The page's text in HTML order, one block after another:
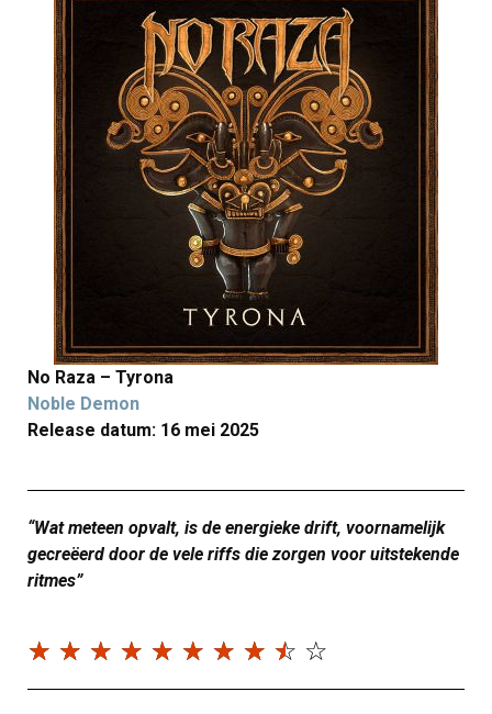
No Raza – Tyrona
Noble Demon
Release datum: 16 mei 2025
“Wat meteen opvalt, is de energieke drift, voornamelijk
gecreëerd door de vele riffs die zorgen voor uitstekende
ritmes”
☆ ☆ ☆ ☆ ☆ ☆ ☆ ☆ ☆ ☆